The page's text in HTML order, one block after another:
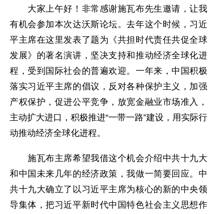
大家上午好！非常感谢施瓦布先生邀请，让我
有机会参加本次达沃斯论坛。去年这个时候，习近
平主席在这里发表了题为《共担时代责任共促全球
发展》的著名演讲，坚决支持和推动经济全球化进
程，受到国际社会的普遍欢迎。一年来，中国积极
落实习近平主席的倡议，反对各种保护主义，加强
产权保护，促进公平竞争，放宽金融业市场准入，
主动扩大进口，积极推进“一带一路”建设，用实际行
动推动经济全球化进程。
施瓦布主席希望我借这个机会介绍中共十九大
和中国未来几年的经济政策，我做一简要回应。中
共十九大确立了以习近平主席为核心的新的中央领
导集体，把习近平新时代中国特色社会主义思想作